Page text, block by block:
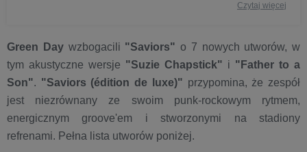
Czytaj więcej
Green Day wzbogacili "Saviors" o 7 nowych utworów, w
tym akustyczne wersje "Suzie Chapstick" i "Father to a
Son". "Saviors (édition de luxe)" przypomina, że zespół
jest niezrównany ze swoim punk-rockowym rytmem,
energicznym groove'em i stworzonymi na stadiony
refrenami. Pełna lista utworów poniżej.